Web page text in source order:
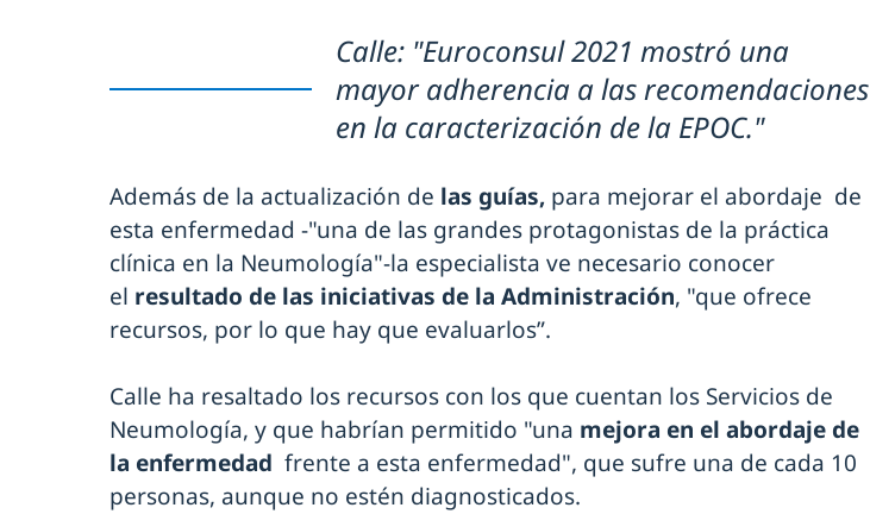
Calle: "Euroconsul 2021 mostró una
mayor adherencia a las recomendaciones
en la caracterización de la EPOC."
Además de la actualización de las guías, para mejorar el abordaje de
esta enfermedad -"una de las grandes protagonistas de la práctica
clínica en la Neumología"-la especialista ve necesario conocer
el resultado de las iniciativas de la Administración, "que ofrece
recursos, por lo que hay que evaluarlos”.
Calle ha resaltado los recursos con los que cuentan los Servicios de
Neumología, y que habrían permitido "una mejora en el abordaje de
la enfermedad frente a esta enfermedad", que sufre una de cada 10
personas, aunque no estén diagnosticados.